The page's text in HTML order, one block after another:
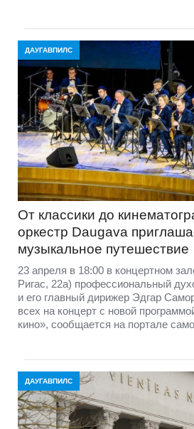
ДАУГАВПИЛС
От классики до
оркестр Daugava
музыкальное путешествие
23 апреля в 18:00 в концертном
Ригас, 22а) профессиональный
и его главный дирижер Эдгар
всех на концерт с новой
кино», сообщается на портале
ДАУГАВПИЛС